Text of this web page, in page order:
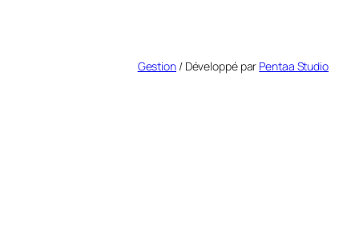
Gestion/ Développé par Pentaa Studio